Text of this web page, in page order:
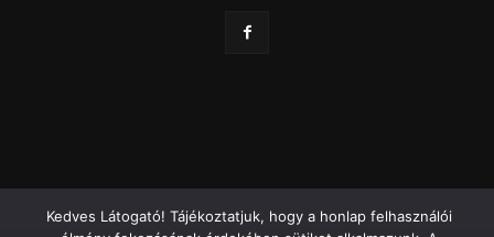
Kedves Látogató! Tájékoztatjuk, hogy a honlap felhasználói